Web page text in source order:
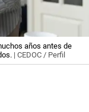
años antes de
| CEDOC / Perfil